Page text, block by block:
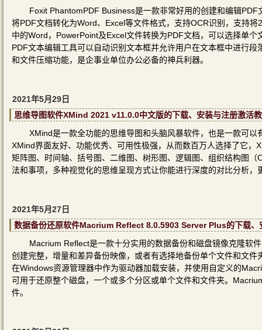
Foxit PhantomPDF Business是一款非常好用的创建和编辑
将PDF文档转化为Word、Excel等文件格式，支持OCR识别，支持
中的Word，PowerPoint及Excel文件转换为PDF文档，可以选择单
PDF文本编辑工具可以自动识别文本框并允许用户在文本框中进行
和文件压缩功能，是企事业单位办公必备的神兵利器。
2021年5月29日
思维导图软件XMind 2021 v11.0.0中文版的下载、安装与注册激活
XMind是一款全功能的思维导图和头脑风暴软件，也是一款可
XMind界面友好、功能优秀、可用性极强，从而数百万人选择了它
矩阵图、时间轴、括号图、二维图、树形图、逻辑图、组织结构图
法和事项，多种视觉化的思维呈现方式让你能进行深度的对比分析
2021年5月27日
数据备份还原软件Macrium Reflect 8.0.5903 Server Plus的下载、
Macrium Reflect是一款十分实用的数据备份和磁盘镜像克隆软
创建完整，增量和差异备份映像，或者有选择地备份单个文件和文
在Windows资源管理器中作为驱动器加载安装，并使用自定义的
可用于还原整个磁盘，一个或多个分区或单个文件和文件夹。
件。